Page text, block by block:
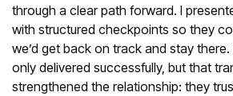
through a clear path forward. I
with structured checkpoints so they
we’d get back on track and stay
only delivered successfully, but that
strengthened the relationship: they